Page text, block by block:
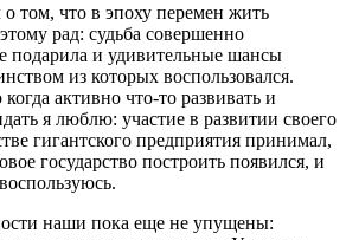
том, что в эпоху перемен жить
рад: судьба совершенно
подарила и удивительные шансы
из которых воспользовался.
активно что-то развивать и
я люблю: участие в развитии своего
гигантского предприятия принимал,
государство постро­ить появился, и
наши пока еще не упуще­ны: